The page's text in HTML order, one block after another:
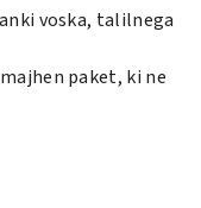
voska, talilnega
paket, ki ne